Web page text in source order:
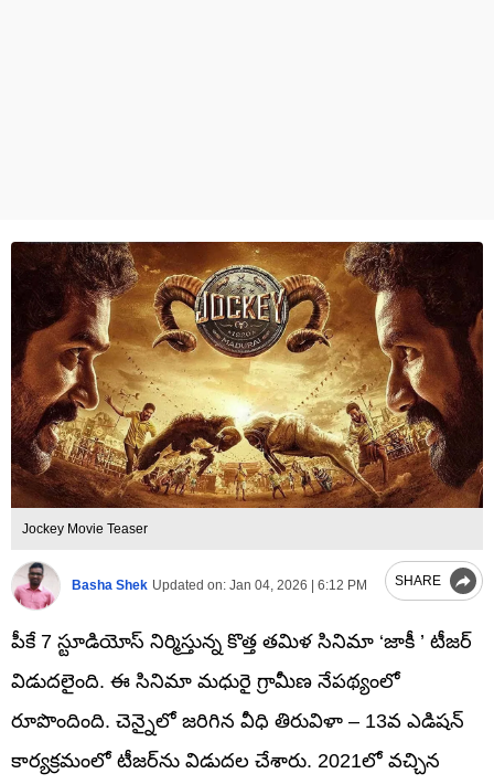
Jockey Movie Teaser
Basha Shek Updated on: Jan 04, 2026 | 6:12 PM SHARE
పీకే 7 స్టూడియోస్ నిర్మిస్తున్న కొత్త తమిళ సినిమా ‘జాకీ ’ టీజర్
విడుదలైంది. ఈ సినిమా మధురై గ్రామీణ నేపథ్యంలో
రూపొందింది. చెన్నైలో జరిగిన వీధి తిరువిళా – 13వ ఎడిషన్
కార్యక్రమంలో టీజర్‌ను విడుదల చేశారు. 2021లో వచ్చిన